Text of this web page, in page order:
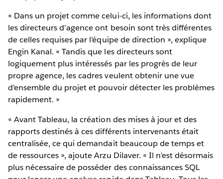
« Dans un projet comme celui-ci, les informations dont
les directeurs d'agence ont besoin sont très différentes
de celles requises par l'équipe de direction », explique
Engin Kanal. « Tandis que les directeurs sont
logiquement plus intéressés par les progrès de leur
propre agence, les cadres veulent obtenir une vue
d'ensemble du projet et pouvoir détecter les problèmes
rapidement. »
« Avant Tableau, la création des mises à jour et des
rapports destinés à ces différents intervenants était
centralisée, ce qui demandait beaucoup de temps et
de ressources », ajoute Arzu Dilaver. « Il n'est désormais
plus nécessaire de posséder des connaissances SQL